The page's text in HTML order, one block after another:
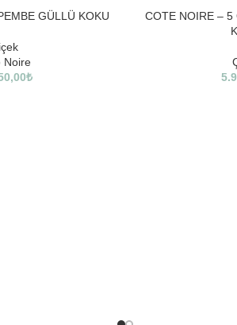
GÜLLÜ KOKU
Noire
₺
COTE NOIRE – 5